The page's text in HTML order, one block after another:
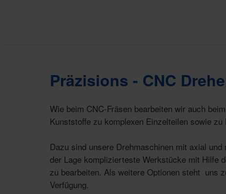
Präzisions - CNC
Wie beim CNC-Fräsen bearbeiten wir auch
Kunststoffe zu komplexen Einzelteilen sowie
Dazu sind unsere Drehmaschinen mit axial
der Lage komplizierteste Werkstücke mit Hilfe
zu bearbeiten. Als weitere Optionen steht uns
Verfügung.